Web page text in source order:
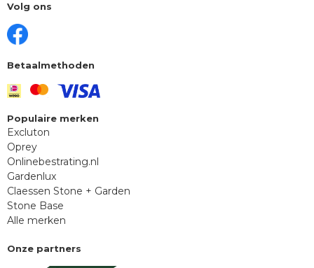
Volg ons
Betaalmethoden
Populaire merken
Excluton
Oprey
Onlinebestrating.nl
Gardenlux
Claessen Stone + Garden
Stone Base
Alle merken
Onze partners